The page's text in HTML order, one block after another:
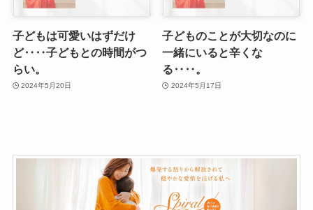
子どもは可愛いはずだけ
ど‥‥子どもとの時間がつ
らい。
2024年5月20日
子どものことが大切なのに
一緒にいると辛くな
る‥‥。
2024年5月17日